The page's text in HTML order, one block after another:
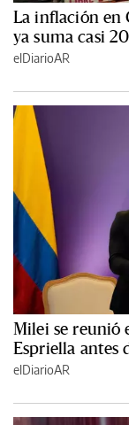
La inflación en
ya suma casi
elDiarioAR
Milei se reunió
Espriella antes
elDiarioAR